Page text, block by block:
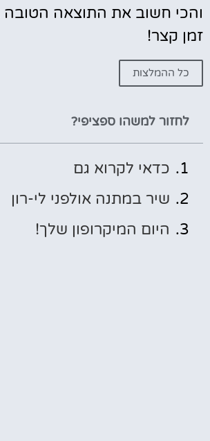
והכי חשוב את התוצאה הטובה
זמן קצר!
כל ההמלצות
לחזור למשהו ספציפי?
כדאי לקרוא גם
שיר במתנה אולפני לי-רון
היום המיקרופון שלך!